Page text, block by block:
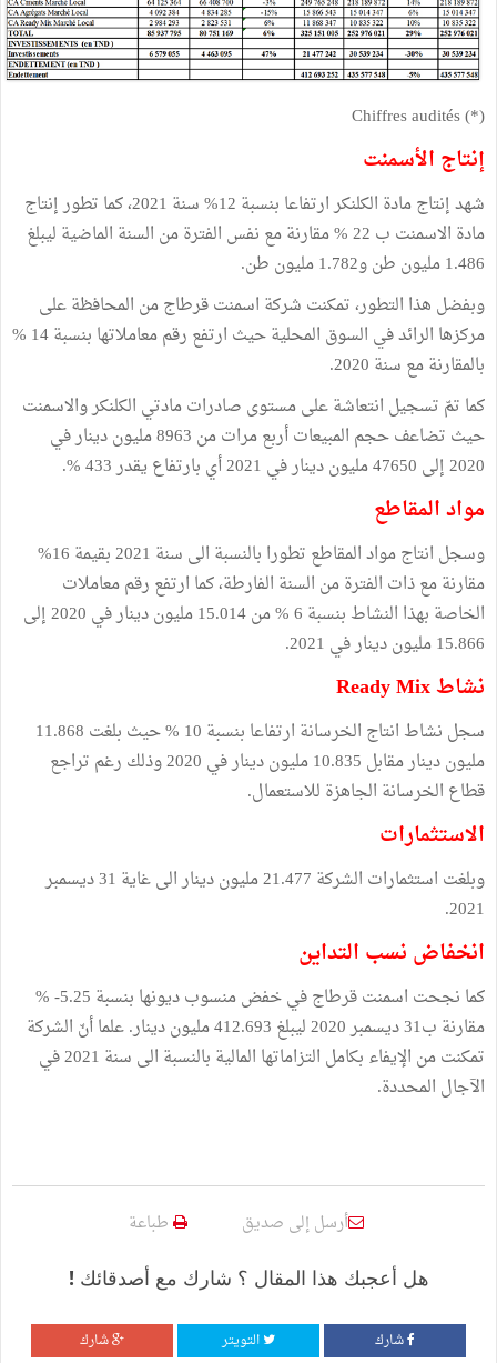
(*) Chiffres audités
إنتاج الأسمنت
شهد إنتاج مادة الكلنكر ارتفاعا بنسبة 12% سنة 2021، كما تطور إنتاج
مادة الاسمنت ب 22 % مقارنة مع نفس الفترة من السنة الماضية ليبلغ
1.486 مليون طن و1.782 مليون طن.
وبفضل هذا التطور، تمكنت شركة اسمنت قرطاج من المحافظة على
مركزها الرائد في السوق المحلية حيث ارتفع رقم معاملاتها بنسبة 14 %
بالمقارنة مع سنة 2020.
كما تمّ تسجيل انتعاشة على مستوى صادرات مادتي الكلنكر والاسمنت
حيث تضاعف حجم المبيعات أربع مرات من 8963 مليون دينار في
2020 إلى 47650 مليون دينار في 2021 أي بارتفاع يقدر 433 %.
مواد المقاطع
وسجل انتاج مواد المقاطع تطورا بالنسبة الى سنة 2021 بقيمة 16%
مقارنة مع ذات الفترة من السنة الفارطة، كما ارتفع رقم معاملات
الخاصة بهذا النشاط بنسبة 6 % من 15.014 مليون دينار في 2020 إلى
15.866 مليون دينار في 2021.
نشاط Ready Mix
سجل نشاط انتاج الخرسانة ارتفاعا بنسبة 10 % حيث بلغت 11.868
مليون دينار مقابل 10.835 مليون دينار في 2020 وذلك رغم تراجع
قطاع الخرسانة الجاهزة للاستعمال.
الاستثمارات
وبلغت استثمارات الشركة 21.477 مليون دينار الى غاية 31 ديسمبر
2021.
انخفاض نسب التداين
كما نجحت اسمنت قرطاج في خفض منسوب ديونها بنسبة 5.25- %
مقارنة ب31 ديسمبر 2020 ليبلغ 412.693 مليون دينار. علما أنّ الشركة
تمكنت من الإيفاء بكامل التزاماتها المالية بالنسبة الى سنة 2021 في
الآجال المحددة.
أرسل إلى صديق طباعة
هل أعجبك هذا المقال ؟ شارك مع أصدقائك !
شارك التويتر شارك